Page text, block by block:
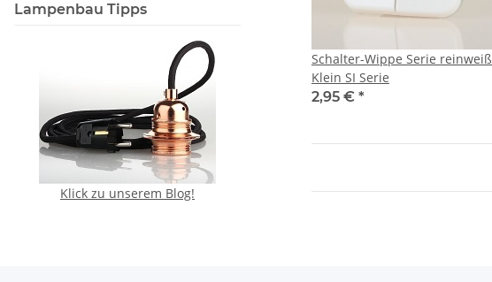
Schalter-Wippe Serie reinweiß
Klein SI Serie
2,95 € *
Lampenbau Tipps
Klick zu unserem Blog!